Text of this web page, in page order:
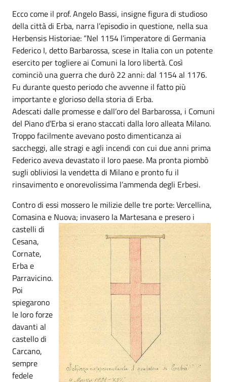
Ecco come il prof. Angelo Bassi, insigne figura di studioso
della città di Erba, narra l’episodio in questione, nella sua
Herbensis Historiae: “Nel 1154 l’imperatore di Germania
Federico I, detto Barbarossa, scese in Italia con un potente
esercito per togliere ai Comuni la loro libertà. Così
cominciò una guerra che durò 22 anni: dal 1154 al 1176.
Fu durante questo periodo che avvenne il fatto più
importante e glorioso della storia di Erba.
Adescati dalle promesse e dall’oro del Barbarossa, i Comuni
del Piano d’Erba si erano staccati dalla loro alleata Milano.
Troppo facilmente avevano posto dimenticanza ai
saccheggi, alle stragi e agli incendi con cui due anni prima
Federico aveva devastato il loro paese. Ma pronta piombò
sugli obliviosi la vendetta di Milano e pronto fu il
rinsavimento e onorevolissima l’ammenda degli Erbesi.
Contro di essi mossero le milizie delle tre porte: Vercellina,
Comasina e Nuova; invasero la Martesana e presero i
castelli di
Cesana,
Cornate,
Erba e
Parravicino.
Poi
spiegarono
le loro forze
davanti al
castello di
Carcano,
sempre
fedele